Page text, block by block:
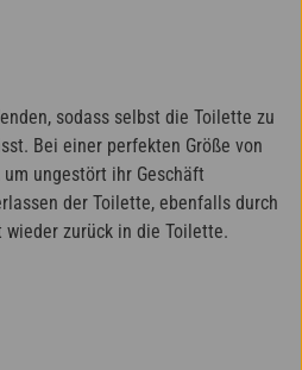
sodass selbst die Toilette zu
Bei einer perfekten Größe von
ungestört ihr Geschäft
der Toilette, ebenfalls durch
zurück in die Toilette.